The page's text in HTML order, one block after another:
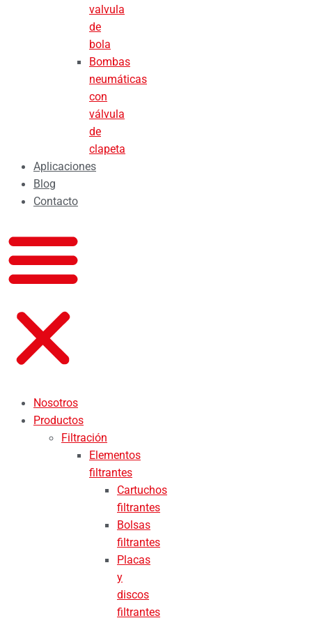
valvula
de
bola
Bombas
neumáticas
con
válvula
de
clapeta
Aplicaciones
Blog
Contacto
Nosotros
Productos
Filtración
Elementos
filtrantes
Cartuchos
filtrantes
Bolsas
filtrantes
Placas
y
discos
filtrantes